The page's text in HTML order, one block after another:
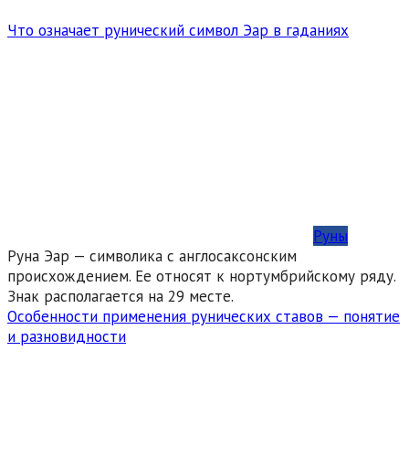
Что означает рунический символ Эар в гаданиях
Руны
Руна Эар — символика с англосаксонским
происхождением. Ее относят к нортумбрийскому ряду.
Знак располагается на 29 месте.
Особенности применения рунических ставов — понятие
и разновидности